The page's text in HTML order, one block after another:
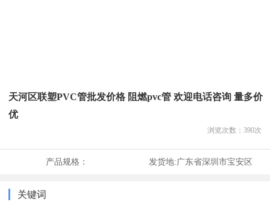
天河区联塑PVC管批发价格 阻燃pvc管 欢迎电话咨询 量多价
优
浏览次数： 390次
产品规格： 发货地:广东省深圳市宝安区
关键词